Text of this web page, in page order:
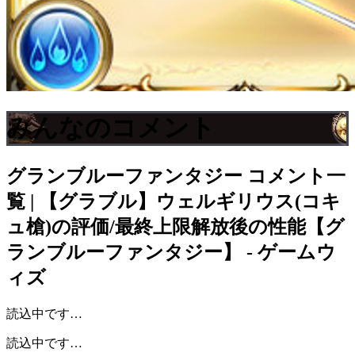
みんなのコメント
グランブルーファンタジー コメント一
覧 | 【グラブル】ウェルギリウス(コキ
ュ槍)の評価/最終上限解放後の性能【グ
ランブルーファンタジー】 - ゲームウ
ィズ
読込中です…
読込中です…